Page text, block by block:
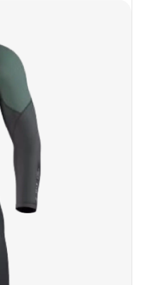
Sécurité
Textiles
Sécurité
Sécurité